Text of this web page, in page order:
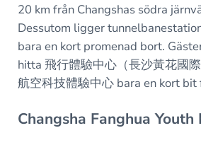
20 km från Changshas södra
Dessutom ligger
bara en kort promenad bort.
hitta 飛行體驗中心（長沙黃花國
航空科技體驗中心 bara en kort
Changsha Fanghua